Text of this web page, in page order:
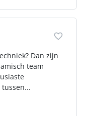
Dan zijn
team